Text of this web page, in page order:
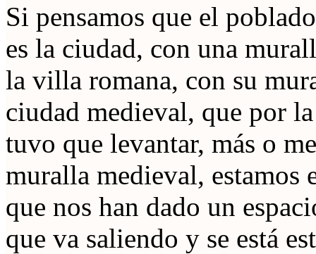
Si pensamos que el
es la ciudad, con una
la villa romana, con su
ciudad medieval, que por
tuvo que levantar, más o
muralla medieval, estamos
que nos han dado un
que va saliendo y se está